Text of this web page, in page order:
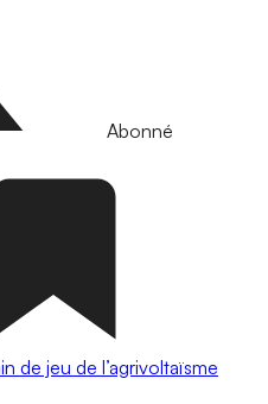
Abonné
de jeu de l’agrivoltaïsme